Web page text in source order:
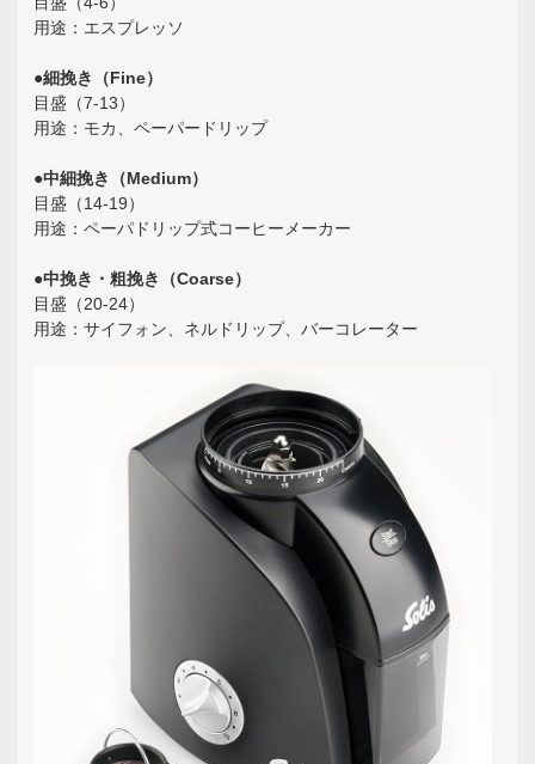
用途：エスプレッソ
●細挽き（Fine）
目盛（7-13）
用途：モカ、ペーパードリップ
●中細挽き（Medium）
目盛（14-19）
用途：ペーパドリップ式コーヒーメーカー
●中挽き・粗挽き（Coarse）
目盛（20-24）
用途：サイフォン、ネルドリップ、バーコレーター